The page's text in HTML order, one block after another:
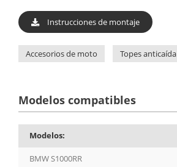
Instrucciones de montaje
Accesorios de moto Topes anticaída
Modelos compatibles
Modelos:
BMW S1000RR